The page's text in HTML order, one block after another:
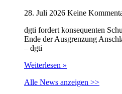
28. Juli 2026 Keine
dgti fordert konsequenten
Ende der Ausgrenzung
– dgti
Weiterlesen »
Alle News anzeigen >>